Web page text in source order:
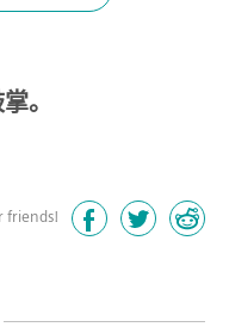
。
friends!